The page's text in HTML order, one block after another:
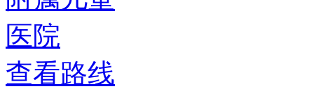
查看路线